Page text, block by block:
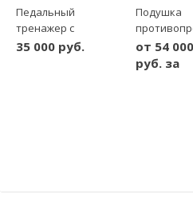
Педальный
тренажер с
электродвигателем
35 000 руб.
Подушка
ROHO
Select НP
от 54 000
руб. за